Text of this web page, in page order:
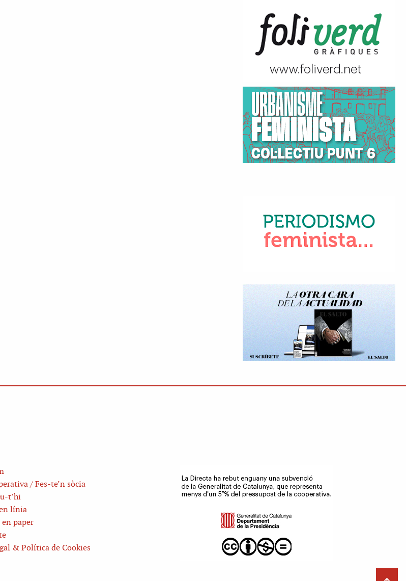
/ Fes-te’n sòcia
t’hi
línia
en paper
& Política de Cookies